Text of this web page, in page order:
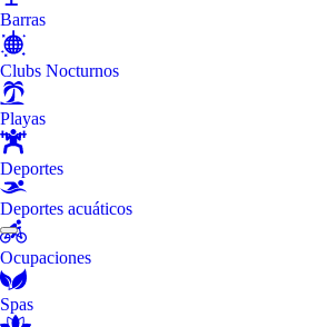
Barras
Clubs Nocturnos
Playas
Deportes
Deportes acuáticos
Ocupaciones
Spas